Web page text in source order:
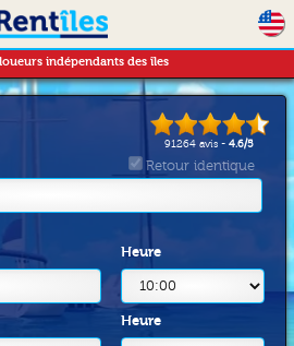
indépendants des îles
91264 avis -4.6/5
Retour identique
Heure
Heure